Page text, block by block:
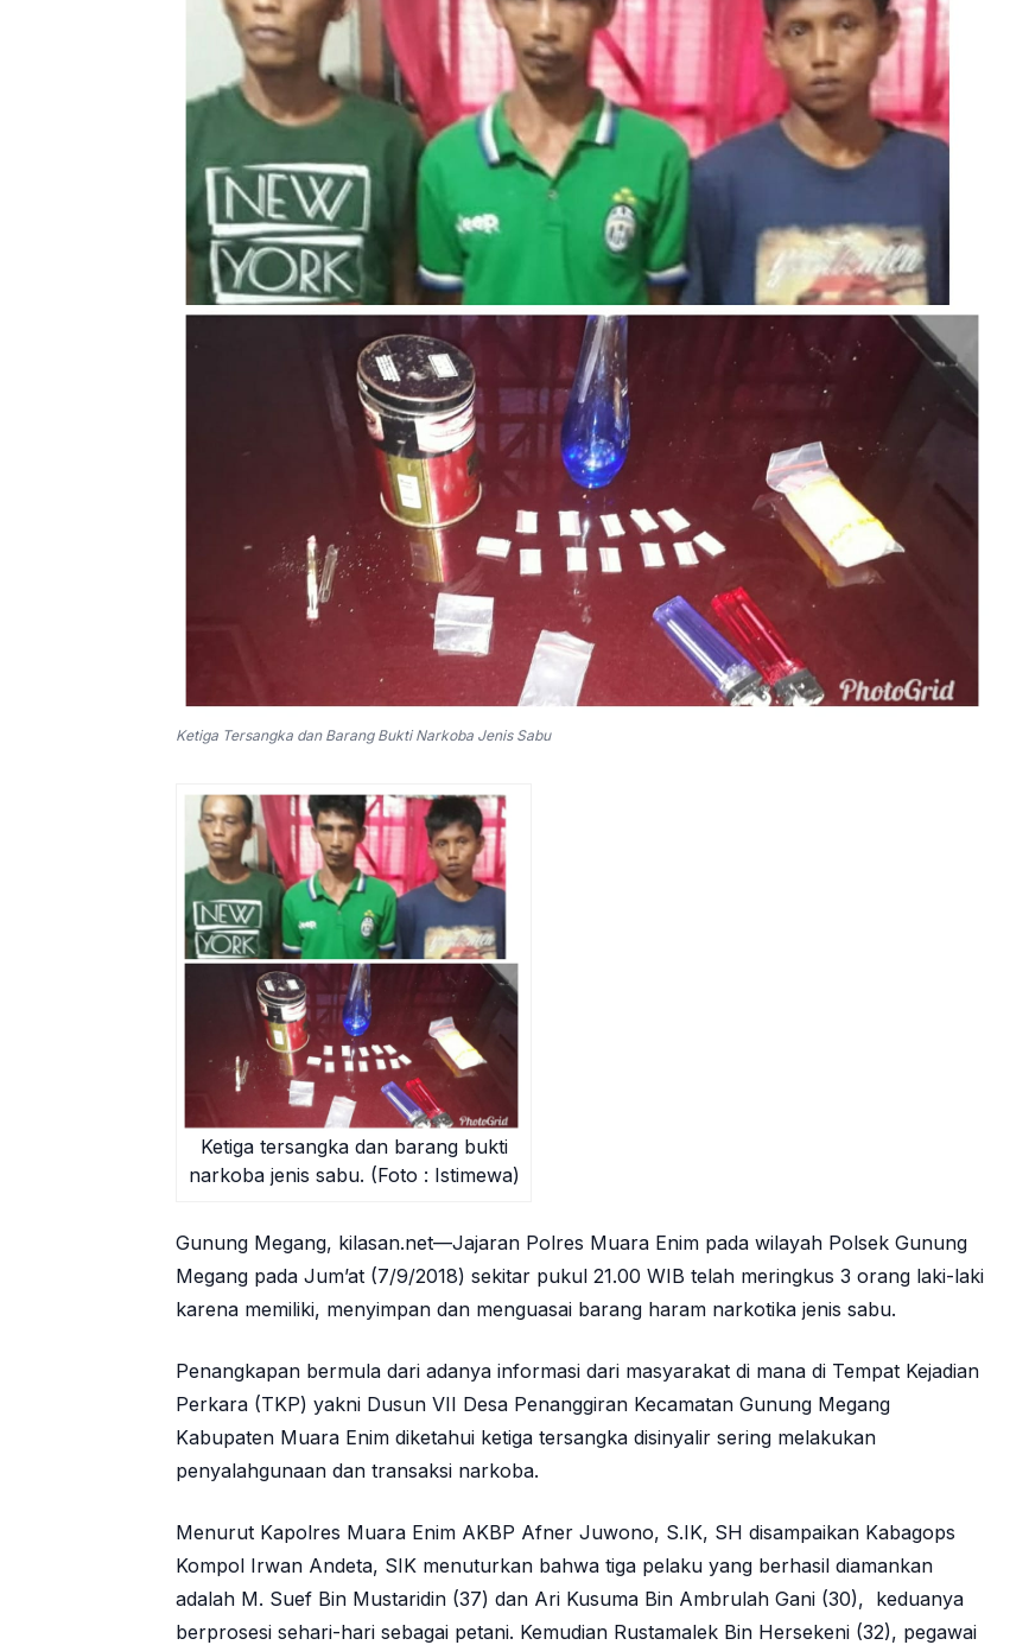
Ketiga Tersangka dan Barang Bukti Narkoba Jenis Sabu
Ketiga tersangka dan barang bukti
narkoba jenis sabu. (Foto : Istimewa)
Gunung Megang, kilasan.net—Jajaran Polres Muara Enim pada wilayah Polsek Gunung
Megang pada Jum’at (7/9/2018) sekitar pukul 21.00 WIB telah meringkus 3 orang laki-laki
karena memiliki, menyimpan dan menguasai barang haram narkotika jenis sabu.
Penangkapan bermula dari adanya informasi dari masyarakat di mana di Tempat Kejadian
Perkara (TKP) yakni Dusun VII Desa Penanggiran Kecamatan Gunung Megang
Kabupaten Muara Enim diketahui ketiga tersangka disinyalir sering melakukan
penyalahgunaan dan transaksi narkoba.
Menurut Kapolres Muara Enim AKBP Afner Juwono, S.IK, SH disampaikan Kabagops
Kompol Irwan Andeta, SIK menuturkan bahwa tiga pelaku yang berhasil diamankan
adalah M. Suef Bin Mustaridin (37) dan Ari Kusuma Bin Ambrulah Gani (30), keduanya
berprosesi sehari-hari sebagai petani. Kemudian Rustamalek Bin Hersekeni (32), pegawai